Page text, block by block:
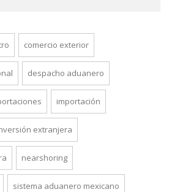
comercio exterior
despacho aduanero
importación
extranjera
nearshoring
sistema aduanero mexicano